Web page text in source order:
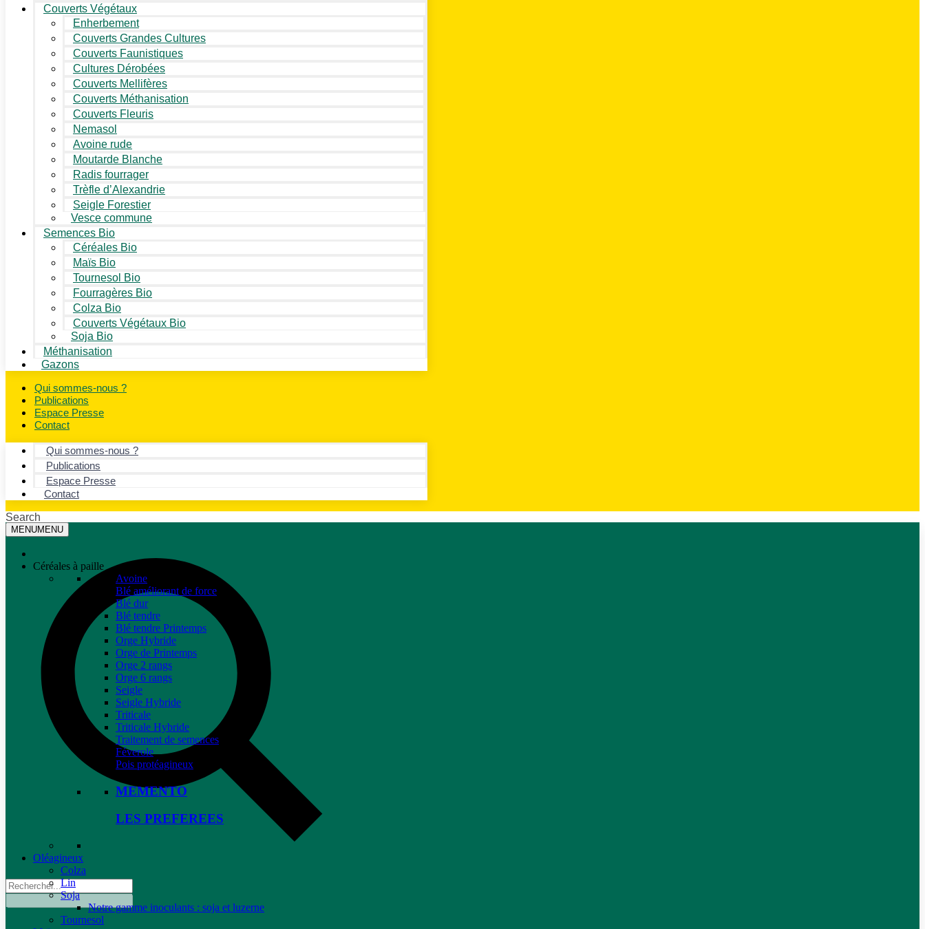
Couverts Végétaux
Enherbement
Couverts Grandes Cultures
Couverts Faunistiques
Cultures Dérobées
Couverts Mellifères
Couverts Méthanisation
Couverts Fleuris
Nemasol
Avoine rude
Moutarde Blanche
Radis fourrager
Trèfle d’Alexandrie
Seigle Forestier
Vesce commune
Semences Bio
Céréales Bio
Maïs Bio
Tournesol Bio
Fourragères Bio
Colza Bio
Couverts Végétaux Bio
Soja Bio
Méthanisation
Gazons
Qui sommes-nous ?
Publications
Espace Presse
Contact
Qui sommes-nous ?
Publications
Espace Presse
Contact
Search
MENUMENU
Céréales à paille
Avoine
Blé améliorant de force
Blé dur
Blé tendre
Blé tendre Printemps
Orge Hybride
Orge de Printemps
Orge 2 rangs
Orge 6 rangs
Seigle
Seigle Hybride
Triticale
Triticale Hybride
Traitement de semences
Féverole
Pois protéagineux
MEMENTO
LES PREFEREES
Oléagineux
Colza
Lin
Soja
Notre gamme inoculants : soja et luzerne
Tournesol